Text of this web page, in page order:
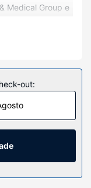
Medical Group e
km (2 mi) de
ar
O acesso à
contactável. Ao
por cabo. As
e secadores
secretárias e
out: